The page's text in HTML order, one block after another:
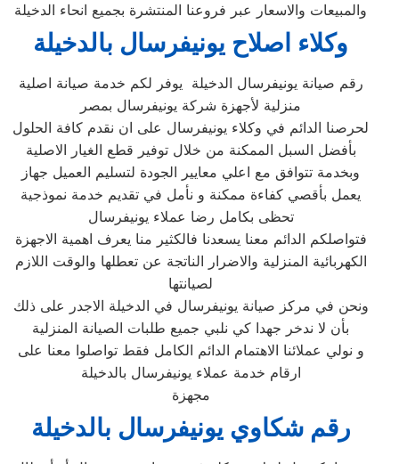
والمبيعات والاسعار عبر فروعنا المنتشرة بجميع انحاء الدخيلة
وكلاء اصلاح يونيفرسال بالدخيلة
رقم صيانة يونيفرسال الدخيلة يوفر لكم خدمة صيانة اصلية
منزلية لأجهزة شركة يونيفرسال بمصر
لحرصنا الدائم في وكلاء يونيفرسال على ان نقدم كافة الحلول
بأفضل السبل الممكنة من خلال توفير قطع الغيار الاصلية
وبخدمة تتوافق مع اعلي معايير الجودة لتسليم العميل جهاز
يعمل بأقصي كفاءة ممكنة و نأمل في تقديم خدمة نموذجية
تحظى بكامل رضا عملاء يونيفرسال
فتواصلكم الدائم معنا يسعدنا فالكثير منا يعرف اهمية الاجهزة
الكهربائية المنزلية والاضرار الناتجة عن تعطلها والوقت اللازم
لصيانتها
ونحن في مركز صيانة يونيفرسال في الدخيلة الاجدر على ذلك
بأن لا ندخر جهدا كي نلبي جميع طلبات الصيانة المنزلية
و نولي عملائنا الاهتمام الدائم الكامل فقط تواصلوا معنا على
ارقام خدمة عملاء يونيفرسال بالدخيلة
مجهزة
رقم شكاوي يونيفرسال بالدخيلة